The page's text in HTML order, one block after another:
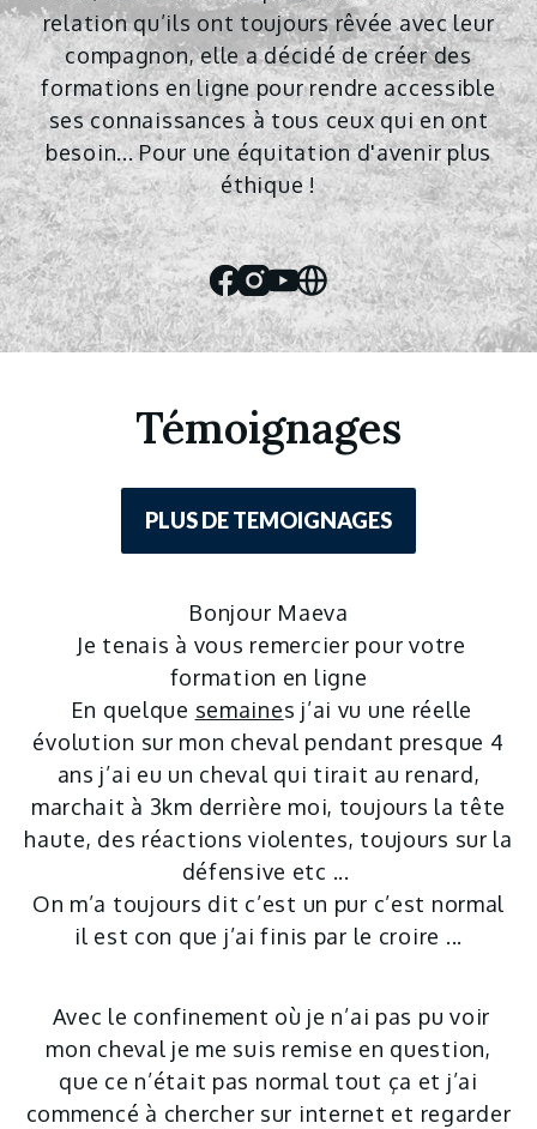
relation qu’ils ont toujours rêvée avec leur
compagnon, elle a décidé de créer des
formations en ligne pour rendre accessible
ses connaissances à tous ceux qui en ont
besoin... Pour une équitation d'avenir plus
éthique !
Facebook
Instagram
Youtube
Website
Témoignages
PLUS DE TEMOIGNAGES
Bonjour Maeva
Je tenais à vous remercier pour votre
formation en ligne
En quelque semaines j’ai vu une réelle
évolution sur mon cheval pendant presque 4
ans j’ai eu un cheval qui tirait au renard,
marchait à 3km derrière moi, toujours la tête
haute, des réactions violentes, toujours sur la
défensive etc ...
On m’a toujours dit c’est un pur c’est normal
il est con que j’ai finis par le croire ...
Avec le confinement où je n’ai pas pu voir
mon cheval je me suis remise en question,
que ce n’était pas normal tout ça et j’ai
commencé à chercher sur internet et regarder